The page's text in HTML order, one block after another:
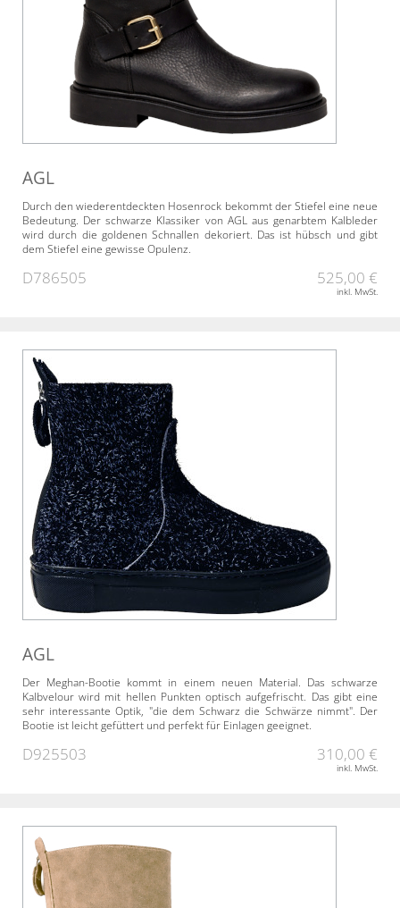
AGL
Durch den wiederentdeckten Hosenrock bekommt der Stiefel eine neue
Bedeutung. Der schwarze Klassiker von AGL aus genarbtem Kalbleder
wird durch die goldenen Schnallen dekoriert. Das ist hübsch und gibt
dem Stiefel eine gewisse Opulenz.
D786505 525,00 €
inkl. MwSt.
AGL
Der Meghan-Bootie kommt in einem neuen Material. Das schwarze
Kalbvelour wird mit hellen Punkten optisch aufgefrischt. Das gibt eine
sehr interessante Optik, "die dem Schwarz die Schwärze nimmt". Der
Bootie ist leicht gefüttert und perfekt für Einlagen geeignet.
D925503 310,00 €
inkl. MwSt.